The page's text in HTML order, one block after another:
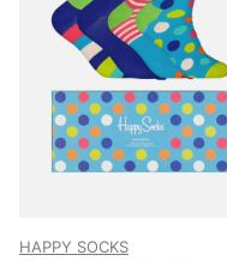
HAPPY SOCKS